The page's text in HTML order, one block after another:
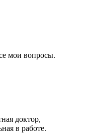
мои вопросы.
доктор,
в работе.